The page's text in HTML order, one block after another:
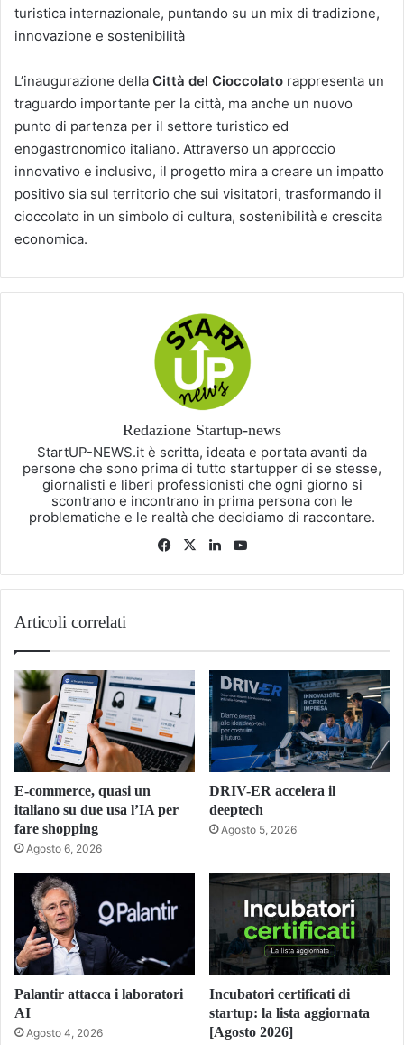
turistica internazionale, puntando su un mix di tradizione,
innovazione e sostenibilità
L’inaugurazione della Città del Cioccolato rappresenta un
traguardo importante per la città, ma anche un nuovo
punto di partenza per il settore turistico ed
enogastronomico italiano. Attraverso un approccio
innovativo e inclusivo, il progetto mira a creare un impatto
positivo sia sul territorio che sui visitatori, trasformando il
cioccolato in un simbolo di cultura, sostenibilità e crescita
economica.
Redazione Startup-news
StartUP-NEWS.it è scritta, ideata e portata avanti da
persone che sono prima di tutto startupper di se stesse,
giornalisti e liberi professionisti che ogni giorno si
scontrano e incontrano in prima persona con le
problematiche e le realtà che decidiamo di raccontare.
Facebook
X LinkedIn
Articoli correlati
E-commerce, quasi un
italiano su due usa l’IA per
fare shopping
Agosto 6, 2026
DRIV-ER accelera il
deeptech
Agosto 5, 2026
Palantir attacca i laboratori
AI
Agosto 4, 2026
Incubatori certificati di
startup: la lista aggiornata
[Agosto 2026]